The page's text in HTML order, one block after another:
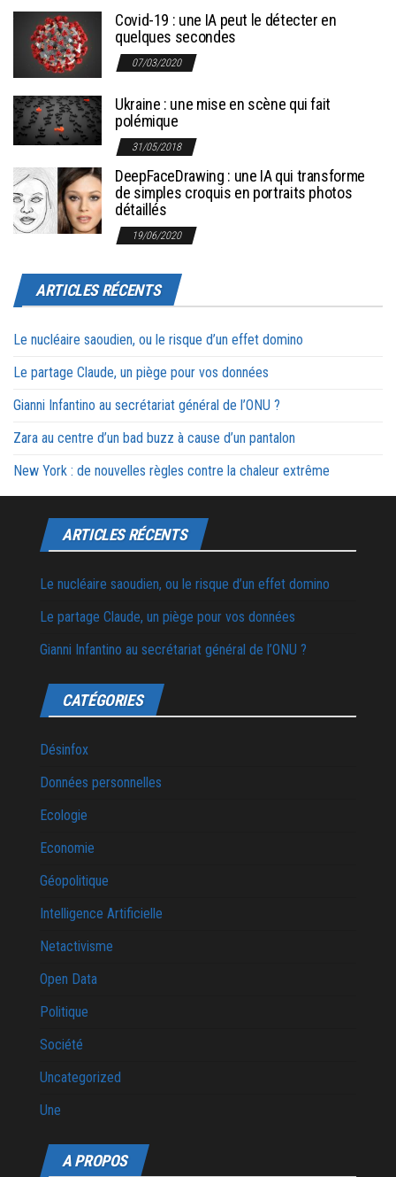
Covid-19 : une IA peut le détecter en
quelques secondes
07/03/2020
Ukraine : une mise en scène qui fait
polémique
31/05/2018
DeepFaceDrawing : une IA qui transforme
de simples croquis en portraits photos
détaillés
19/06/2020
ARTICLES RÉCENTS
Le nucléaire saoudien, ou le risque d’un effet domino
Le partage Claude, un piège pour vos données
Gianni Infantino au secrétariat général de l’ONU ?
Zara au centre d’un bad buzz à cause d’un pantalon
New York : de nouvelles règles contre la chaleur extrême
ARTICLES RÉCENTS
Le nucléaire saoudien, ou le risque d’un effet domino
Le partage Claude, un piège pour vos données
Gianni Infantino au secrétariat général de l’ONU ?
CATÉGORIES
Désinfox
Données personnelles
Ecologie
Economie
Géopolitique
Intelligence Artificielle
Netactivisme
Open Data
Politique
Société
Uncategorized
Une
A PROPOS